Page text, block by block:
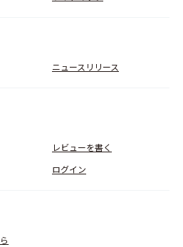
ニュースリリース
レビューを書く
ログイン